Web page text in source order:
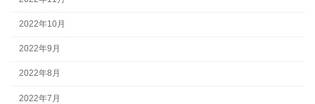
2022年10月
2022年9月
2022年8月
2022年7月